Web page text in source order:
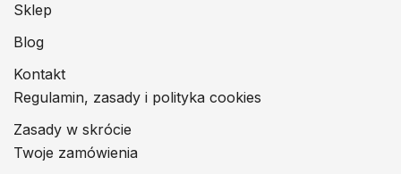
Sklep
Blog
Kontakt
Regulamin, zasady i polityka cookies
Zasady w skrócie
Twoje zamówienia